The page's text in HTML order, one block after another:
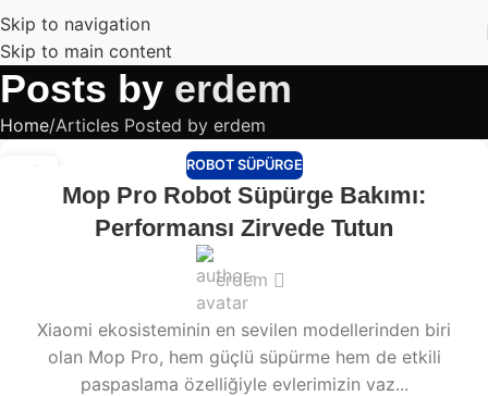
Skip to navigation
Skip to main content
Posts by erdem
Home Articles Posted by erdem
13 ROBOT SÜPÜRGE
Mop Pro Robot Süpürge Bakımı:
Performansı Zirvede Tutun
erdem
Xiaomi ekosisteminin en sevilen modellerinden biri
olan Mop Pro, hem güçlü süpürme hem de etkili
paspaslama özelliğiyle evlerimizin vaz...